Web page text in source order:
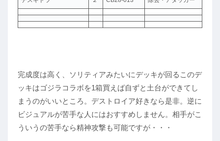
完成度は高く、ソリティアみたいにデッキが回るこのデ
ッキはゴジラコラボを1箱買えば自ずと土台ができてし
まうのがいいところ。デストロイア好きなら是非。逆に
ビジュアルが苦手な人にはおすすめしません。相手がこ
ういうの苦手なら精神攻撃も可能ですが・・・